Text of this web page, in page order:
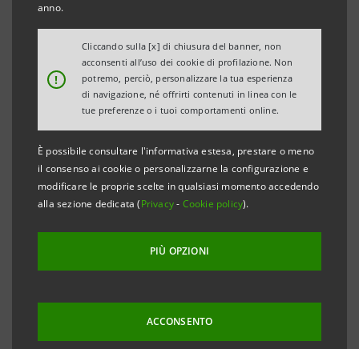
anno.
!
Cliccando sulla [x] di chiusura del banner, non
acconsenti all’uso dei cookie di profilazione. Non
potremo, perciò, personalizzare la tua esperienza
di navigazione, né offrirti contenuti in linea con le
tue preferenze o i tuoi comportamenti online.
È possibile consultare l'informativa estesa, prestare o meno
il consenso ai cookie o personalizzarne la configurazione e
modificare le proprie scelte in qualsiasi momento accedendo
alla sezione dedicata (Privacy- Cookie policy).
PIÙ OPZIONI
ACCONSENTO
Mauro Berruto in diretta da
Area X